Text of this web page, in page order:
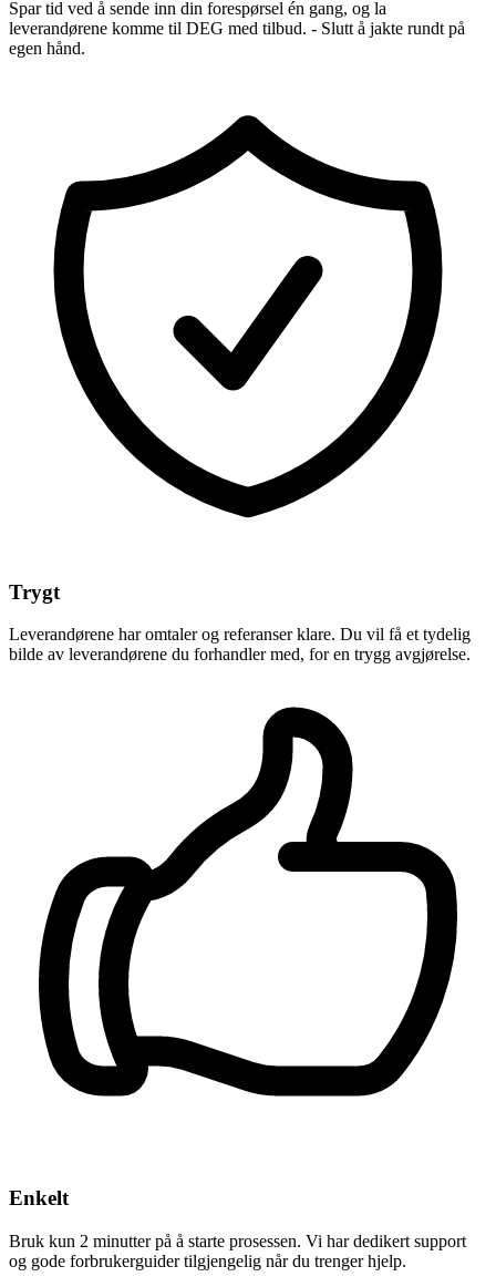
Spar tid ved å sende inn din forespørsel én gang, og la
leverandørene komme til DEG med tilbud. - Slutt å jakte rundt på
egen hånd.
Trygt
Leverandørene har omtaler og referanser klare. Du vil få et tydelig
bilde av leverandørene du forhandler med, for en trygg avgjørelse.
Enkelt
Bruk kun 2 minutter på å starte prosessen. Vi har dedikert support
og gode forbrukerguider tilgjengelig når du trenger hjelp.